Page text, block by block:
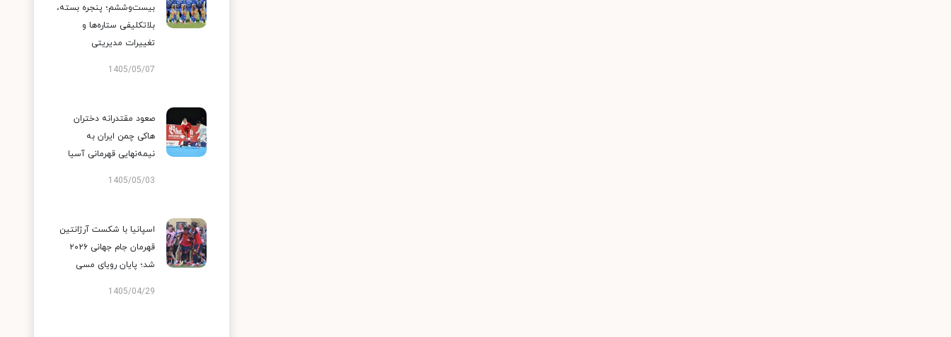
بیست‌وششم؛ پنجره بسته،
بلاتکلیفی ستاره‌ها و
تغییرات مدیریتی
1405/05/07
صعود مقتدرانه دختران
هاکی چمن ایران به
نیمه‌نهایی قهرمانی آسیا
1405/05/03
اسپانیا با شکست آرژانتین
قهرمان جام جهانی ۲۰۲۶
شد؛ پایان رویای مسی
1405/04/29